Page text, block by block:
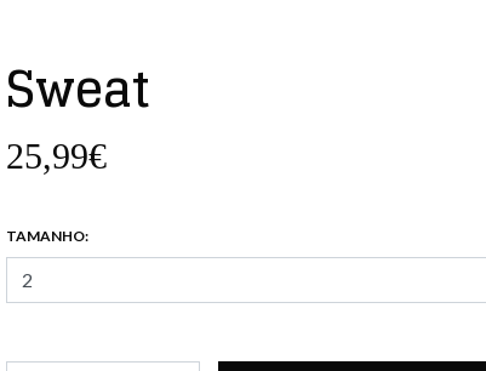
Sweat
25,99€
TAMANHO: